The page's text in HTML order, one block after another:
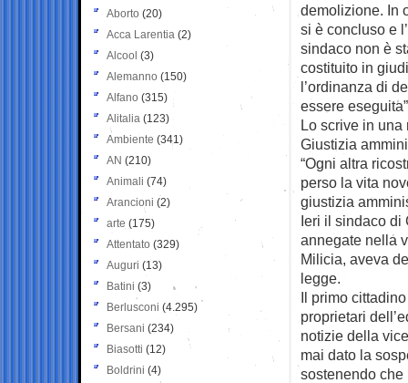
demolizione. In
si è concluso e
sindaco non è
costituito in
l’ordinanza di
essere
Lo scrive in
Giustizia
“Ogni altra
perso la vita
giustizia
Ieri il sindaco di
annegate nella
Milicia, aveva
legge.
Il primo
proprietari
notizie della
mai dato la
sostenendo
Aborto (20)
Acca Larentia (2)
Alcool (3)
Alemanno (150)
Alfano (315)
Alitalia (123)
Ambiente (341)
AN (210)
Animali (74)
Arancioni (2)
arte (175)
Attentato (329)
Auguri (13)
Batini (3)
Berlusconi (4.295)
Bersani (234)
Biasotti (12)
Boldrini (4)